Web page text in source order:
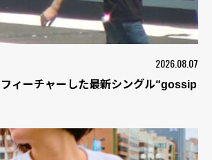
2026.08.07
ィーチャーした最新シングル“gossip